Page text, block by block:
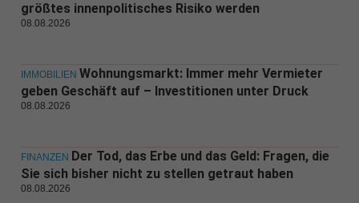
größtes innenpolitisches Risiko werden
08.08.2026
IMMOBILIEN Wohnungsmarkt: Immer mehr Vermieter
geben Geschäft auf – Investitionen unter Druck
08.08.2026
FINANZEN Der Tod, das Erbe und das Geld: Fragen, die
Sie sich bisher nicht zu stellen getraut haben
08.08.2026